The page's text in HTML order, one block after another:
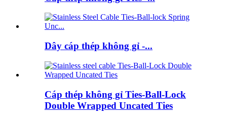
Dây cáp thép không gỉ -...
Cáp thép không gỉ Ties-Ball-Lock
Double Wrapped Uncated Ties